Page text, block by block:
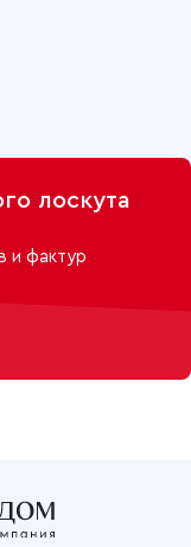
лоскута
и фактур